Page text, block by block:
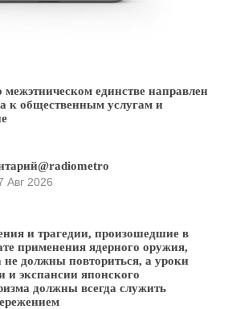
единстве направлен
к общественным услугам и
Авг 2026
и трагедии, произошедшие в
применения ядерного оружия,
не должны повториться, а уроки
и экспансии японского
должны всегда служить